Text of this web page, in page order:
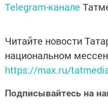
Telegram-канале
Читайте новости
национальном
https://max.ru/
Подписывайтесь на